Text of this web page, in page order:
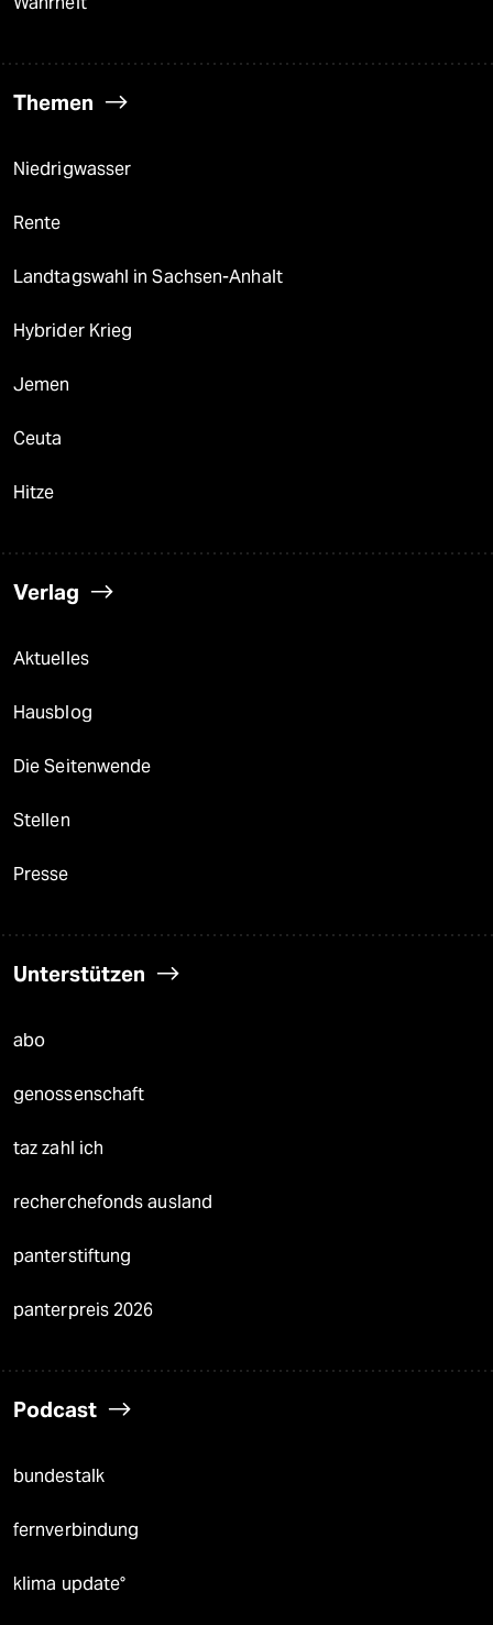
Themen
Niedrigwasser
Rente
Landtagswahl in Sachsen-Anhalt
Hybrider Krieg
Jemen
Ceuta
Hitze
Verlag
Aktuelles
Hausblog
Die Seitenwende
Stellen
Presse
Unterstützen
abo
genossenschaft
taz zahl ich
recherchefonds ausland
panterstiftung
panterpreis 2026
Podcast
bundestalk
fernverbindung
klima update°